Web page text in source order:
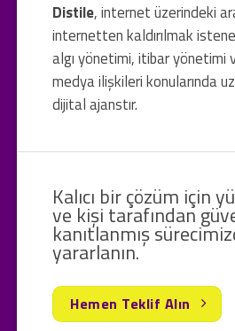
Distile, internet üzerindeki
internetten kaldırılmak
algı yönetimi, itibar yönetimi
medya ilişkileri konularında
dijital ajanstır.
Kalıcı bir çözüm için
ve kişi tarafından
kanıtlanmış
yararlanın.
Hemen Teklif Alın